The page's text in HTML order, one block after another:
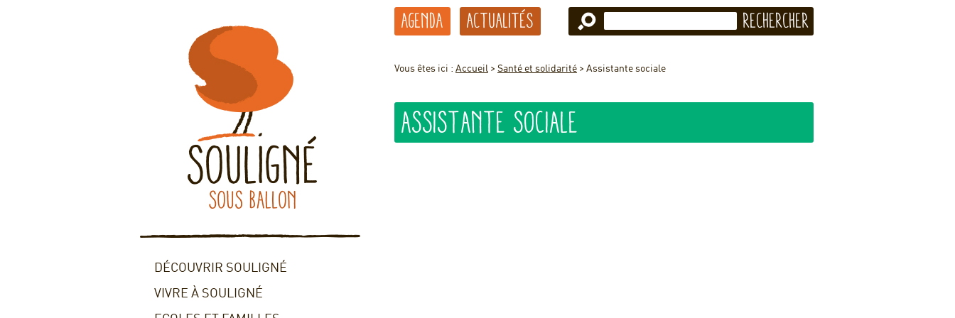
DÉCOUVRIR SOULIGNÉ
VIVRE À SOULIGNÉ
Agenda Actualités
Vous êtes ici : Accueil > Santé et solidarité > Assistante sociale
Assistante sociale